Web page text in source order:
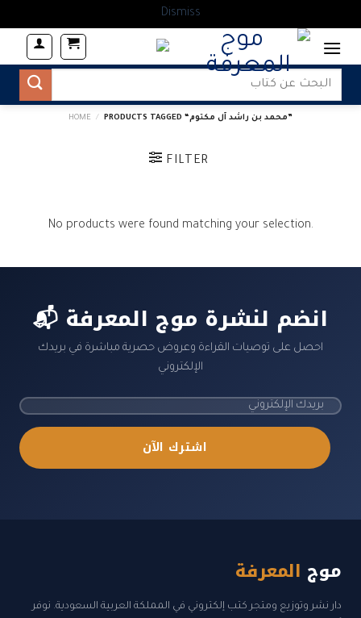
Dismiss
content
Search
HOME / PRODUCTS TAGGED “محمد بن راشد آل مكتوم‎”
FILTER
No products were found matching your selection.
📬 انضم لنشرة موج المعرفة
احصل على توصيات القراءة وعروض حصرية مباشرة في بريدك
الإلكتروني
اشترك الآن
موج المعرفة
دار نشر وتوزيع ومتجر كتب إلكتروني في المملكة العربية السعودية. نوفر